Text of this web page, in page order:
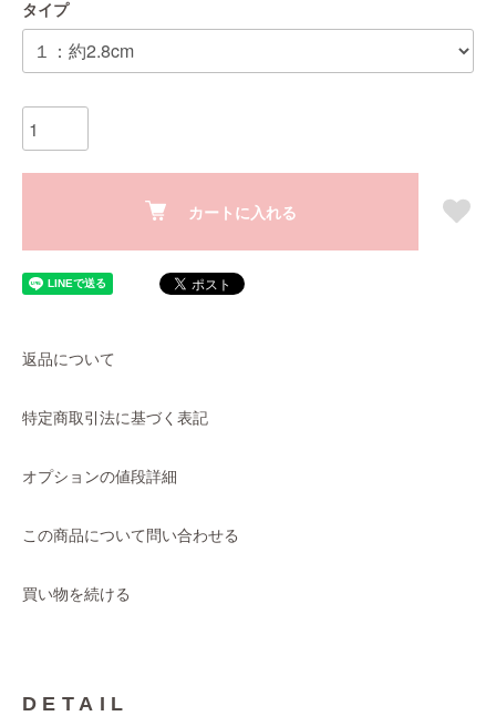
タイプ
カートに入れる
返品について
特定商取引法に基づく表記
オプションの値段詳細
この商品について問い合わせる
買い物を続ける
DETAIL